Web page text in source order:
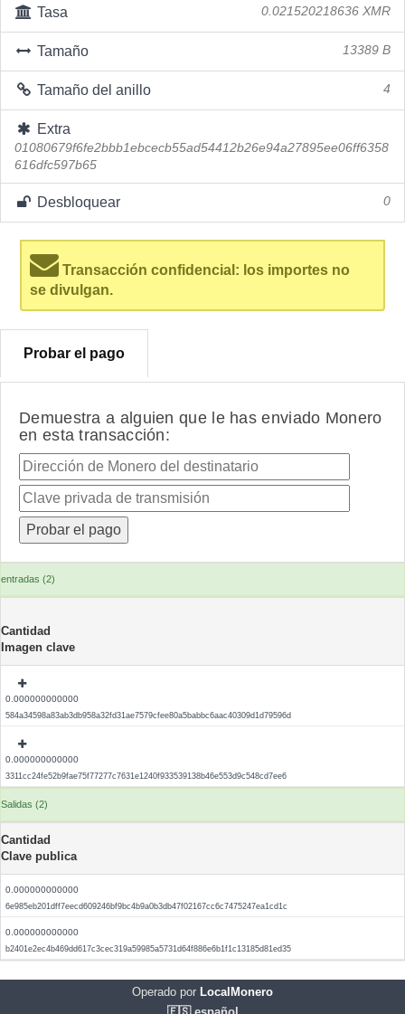
Tasa 0.021520218636 XMR
Tamaño 13389 B
Tamaño del anillo 4
Extra
01080679f6fe2bbb1ebcecb55ad54412b26e94a27895ee06ff6358
616dfc597b65
Desbloquear 0
Transacción confidencial: los importes no
se divulgan.
Probar el pago
Demuestra a alguien que le has enviado Monero
en esta transacción:
entradas (2)
Cantidad
Imagen clave
0.000000000000
584a34598a83ab3db958a32fd31ae7579cfee80a5babbc6aac40309d1d79596d
0.000000000000
3311cc24fe52b9fae75f77277c7631e1240f933539138b46e553d9c548cd7ee6
Salidas (2)
Cantidad
Clave publica
0.000000000000
6e985eb201dff7eecd609246bf9bc4b9a0b3db47f02167cc6c7475247ea1cd1c
0.000000000000
b2401e2ec4b469dd617c3cec319a59985a5731d64f886e6b1f1c13185d81ed35
Operado por LocalMonero